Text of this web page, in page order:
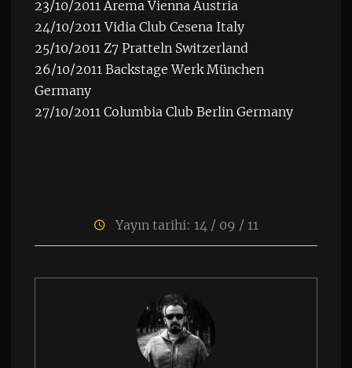
23/10/2011 Arema Vienna Austria
24/10/2011 Vidia Club Cesena Italy
25/10/2011 Z7 Pratteln Switzerland
26/10/2011 Backstage Werk München
Germany
27/10/2011 Columbia Club Berlin Germany
Yayın tarihi: 14 / 09 / 11